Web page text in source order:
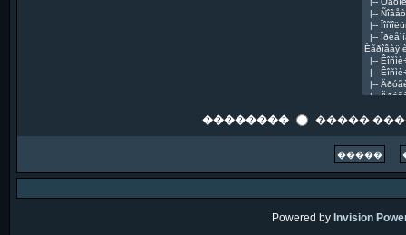
�������� �����
Powered by Invision